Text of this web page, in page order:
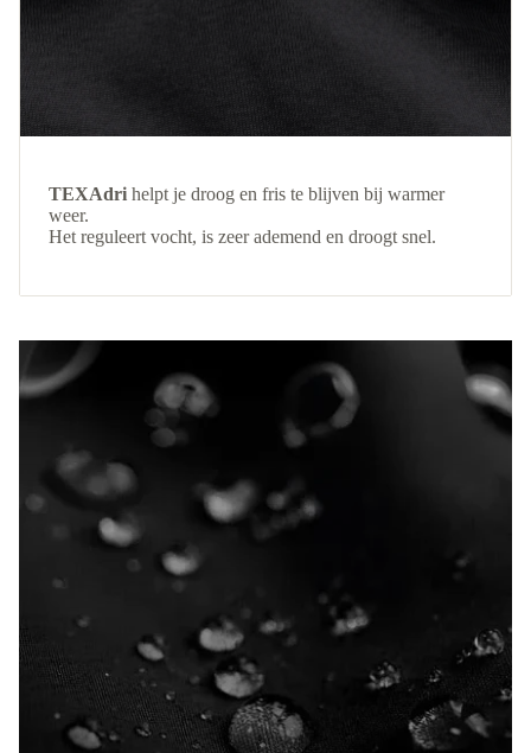
TEXAdri helpt je droog en fris te blijven bij warmer
weer.
Het reguleert vocht, is zeer ademend en droogt snel.